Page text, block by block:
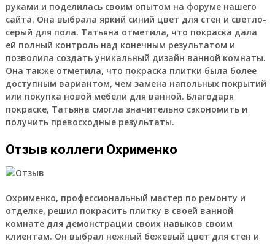
руками и поделилась своим опытом на форуме нашего
сайта. Она выбрала яркий синий цвет для стен и светло-
серый для пола. Татьяна отметила, что покраска дала
ей полный контроль над конечным результатом и
позволила создать уникальный дизайн ванной комнаты.
Она также отметила, что покраска плитки была более
доступным вариантом, чем замена напольных покрытий
или покупка новой мебели для ванной. Благодаря
покраске, Татьяна смогла значительно сэкономить и
получить превосходные результаты.
Отзыв коллеги Охрименко
Охрименко, профессиональный мастер по ремонту и
отделке, решил покрасить плитку в своей ванной
комнате для демонстрации своих навыков своим
клиентам. Он выбрал нежный бежевый цвет для стен и